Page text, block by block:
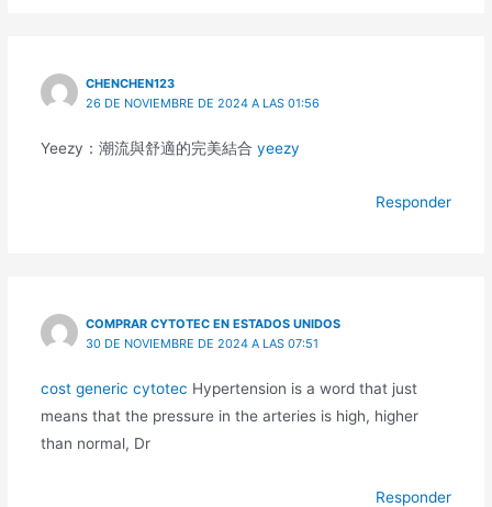
CHENCHEN123
26 DE NOVIEMBRE DE 2024 A LAS 01:56
Yeezy：潮流與舒適的完美結合 yeezy
Responder
COMPRAR CYTOTEC EN ESTADOS UNIDOS
30 DE NOVIEMBRE DE 2024 A LAS 07:51
cost generic cytotec Hypertension is a word that just
means that the pressure in the arteries is high, higher
than normal, Dr
Responder